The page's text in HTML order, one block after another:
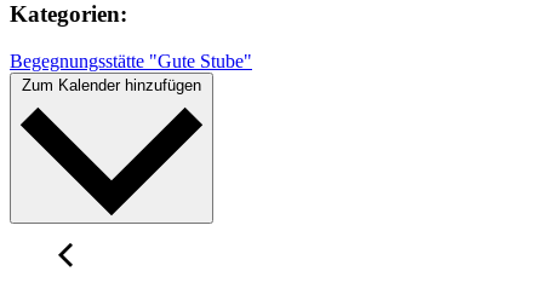
Kategorien:
Begegnungsstätte "Gute Stube"